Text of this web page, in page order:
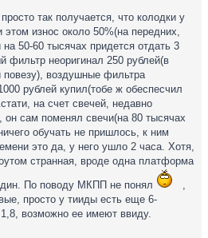
так получается, что колодки у
износ около 50%(на передних,
50-60 тысячах придется отдать 3
фильтр неоригинал 250 рублей(в
воздушные фильтра
рублей купил(тобе ж обеспесчил
на счет свечей, недавно
он сам поменял свечи(на 80 тысячах
обучать не пришлось, к ним
это да, у него ушло 2 часа. Хотя,
странная, вроде одна платформа
По поводу МКПП не понял
,
просто у тииды есть еще 6-
возможно ее имеют ввиду.